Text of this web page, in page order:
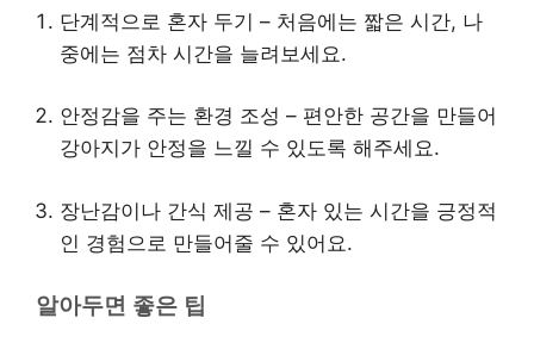
단계적으로 혼자 두기 – 처음에는 짧은 시간, 나
중에는 점차 시간을 늘려보세요.
안정감을 주는 환경 조성 – 편안한 공간을 만들어
강아지가 안정을 느낄 수 있도록 해주세요.
장난감이나 간식 제공 – 혼자 있는 시간을 긍정적
인 경험으로 만들어줄 수 있어요.
알아두면 좋은 팁